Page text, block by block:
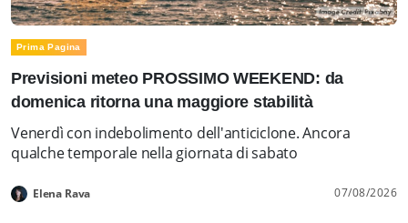
Prima Pagina
Previsioni meteo PROSSIMO WEEKEND: da
domenica ritorna una maggiore stabilità
Venerdì con indebolimento dell'anticiclone. Ancora
qualche temporale nella giornata di sabato
Elena Rava 07/08/2026